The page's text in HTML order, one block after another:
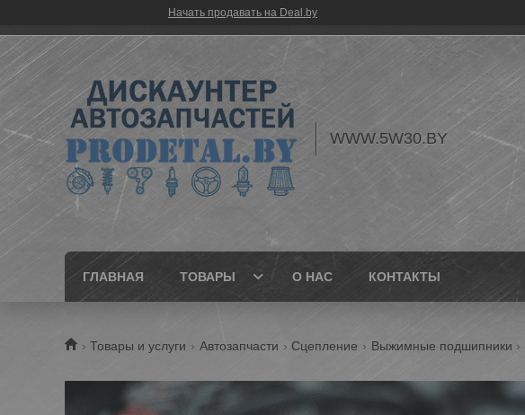
Начать продавать на Deal.by
WWW.5W30.BY
ГЛАВНАЯ ТОВАРЫ О НАС КОНТАКТЫ
Товары и услуги Автозапчасти Сцепление Выжимные подшипники